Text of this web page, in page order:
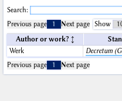
Search:
Previous page
1 Next page Show
Author or work?
Werk
Decretum
Previous page
1 Next page